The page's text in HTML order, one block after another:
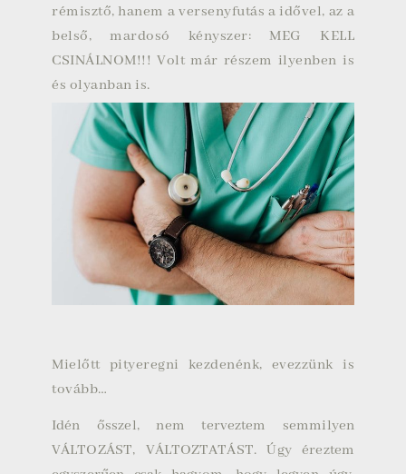
rémisztő, hanem a versenyfutás a idővel, az a
belső, mardosó kényszer: MEG KELL
CSINÁLNOM!!! Volt már részem ilyenben is
és olyanban is.
Mielőtt pityeregni kezdenénk, evezzünk is
tovább…
Idén ősszel, nem terveztem semmilyen
VÁLTOZÁST, VÁLTOZTATÁST. Úgy éreztem